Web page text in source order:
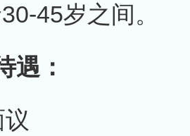
45岁之间。
遇：